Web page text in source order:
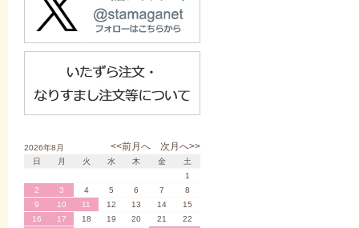
<<前月へ 次月へ>>
2026年8月
日
月 火 水 木 金
土
1
2
3 4 5 6 7
8
9
10 11 12 13 14
15
16
17 18 19 20 21
22